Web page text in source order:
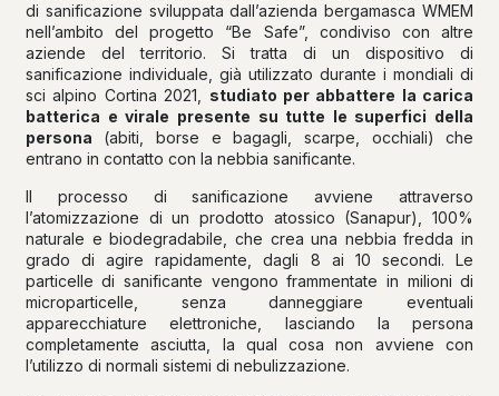
di sanificazione sviluppata dall’azienda bergamasca WMEM
nell’ambito del progetto “Be Safe”, condiviso con altre
aziende del territorio. Si tratta di un dispositivo di
sanificazione individuale, già utilizzato durante i mondiali di
sci alpino Cortina 2021, studiato per abbattere la carica
batterica e virale presente su tutte le superfici della
persona (abiti, borse e bagagli, scarpe, occhiali) che
entrano in contatto con la nebbia sanificante.
Il processo di sanificazione avviene attraverso
l’atomizzazione di un prodotto atossico (Sanapur), 100%
naturale e biodegradabile, che crea una nebbia fredda in
grado di agire rapidamente, dagli 8 ai 10 secondi. Le
particelle di sanificante vengono frammentate in milioni di
microparticelle, senza danneggiare eventuali
apparecchiature elettroniche, lasciando la persona
completamente asciutta, la qual cosa non avviene con
l’utilizzo di normali sistemi di nebulizzazione.